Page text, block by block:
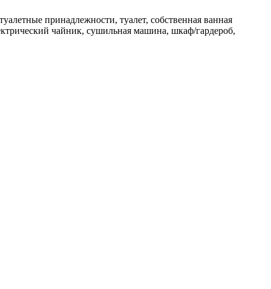
принадлежности, туалет, собственная ванная
чайник, сушильная машина, шкаф/гардероб,